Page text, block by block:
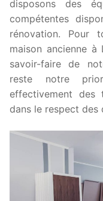
disposons des
compétentes
rénovation. Pour
maison ancienne
savoir-faire de
reste notre
effectivement
dans le respect des